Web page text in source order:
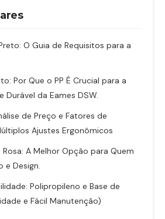
O Guia de Requisitos para a
Por Que o PP É Crucial para a
Durável da Eames DSW.
de Preço e Fatores de
Ajustes Ergonômicos
A Melhor Opção para Quem
e Design.
Polipropileno e Base de
e Fácil Manutenção)